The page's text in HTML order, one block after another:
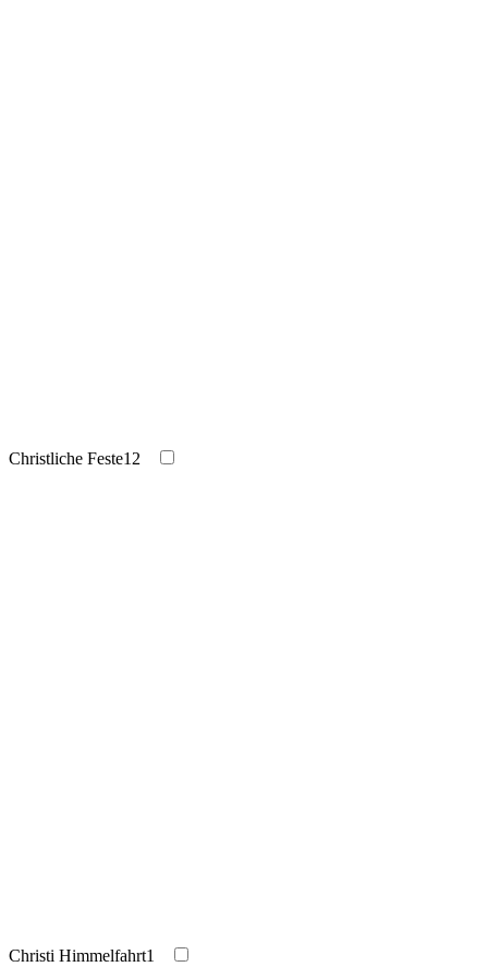
Christliche Feste12
Christi Himmelfahrt1